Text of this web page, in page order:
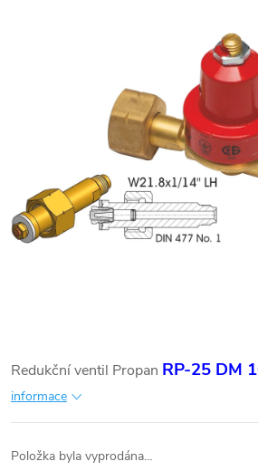
Redukční ventil Propan RP-25 DM
informace
Položka byla vyprodána…